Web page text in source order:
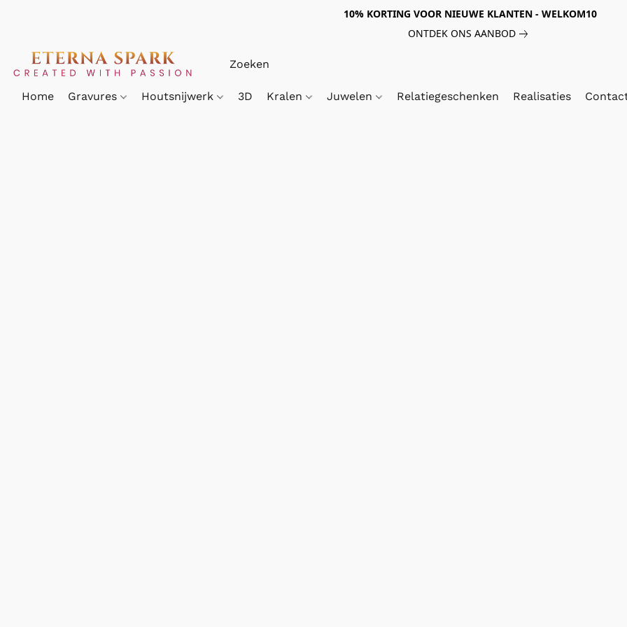
10% KORTING VOOR NIEUWE KLANTEN - WELKOM10
ONTDEK ONS AANBOD
Home Gravures Houtsnijwerk 3D Kralen Juwelen Relatiegeschenken Realisaties